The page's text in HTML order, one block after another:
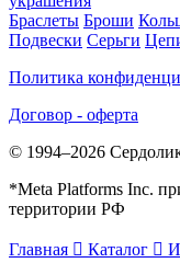
Браслеты Броши
Подвески Серьги
Политика
Договор - оферта
© 1994–2026
*Meta Platforms Inc.
территории РФ
Главная  Каталог 